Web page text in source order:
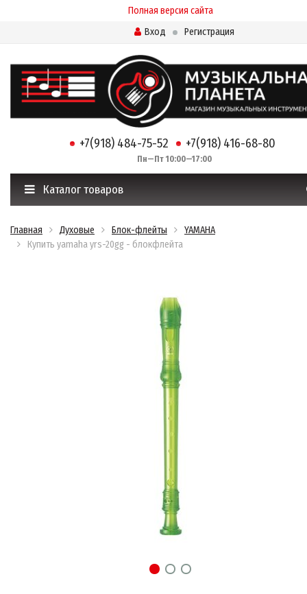
Полная версия сайта
Вход
Регистрация
+7(918) 484-75-52 +7(918) 416-68-80
Пн—Пт 10:00—17:00
Каталог товаров
Главная Духовые Блок-флейты
YAMAHA
Купить yamaha yrs-20gg - блокфлейта